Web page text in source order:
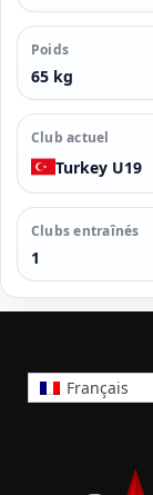
Poids
65 kg
Club actuel
Turkey U19
Clubs entraînés
1
Français